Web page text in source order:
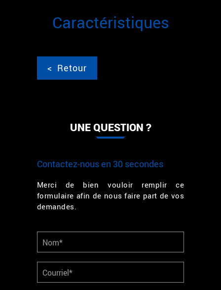
caractéristiques
< Retour
UNE QUESTION ?
Contactez-nous en 30 secondes
Merci de bien vouloir remplir ce
formulaire afin de nous faire part de vos
demandes.